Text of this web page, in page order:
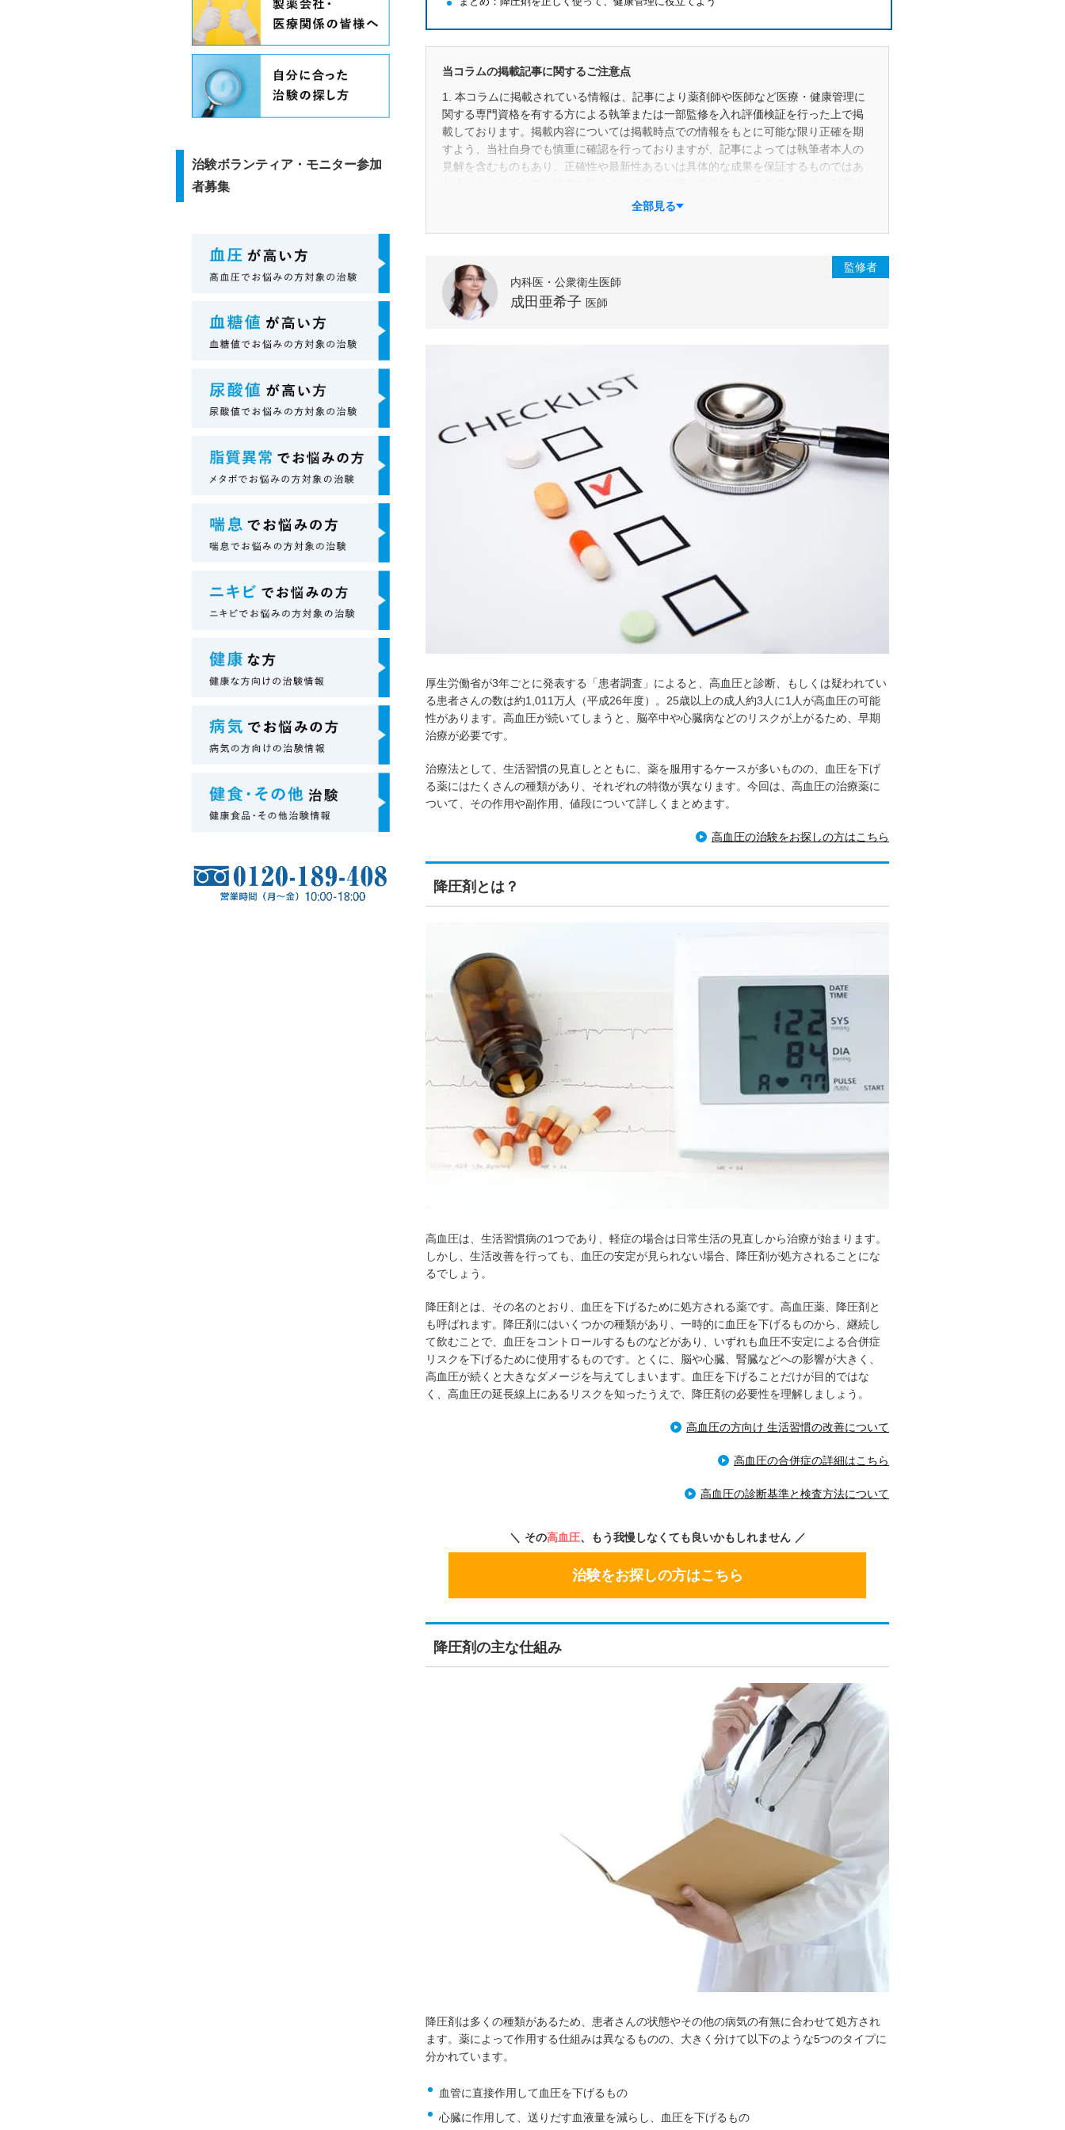
当コラムの掲載記事に関するご注意点
1. 本コラムに掲載されている情報は、記事により薬剤師や医師など医療・健康管理に
関する専門資格を有する方による執筆または一部監修を入れ評価検証を行った上で掲
載しております。掲載内容については掲載時点での情報をもとに可能な限り正確を期
すよう、当社自身でも慎重に確認を行っておりますが、記事によっては執筆者本人の
見解を含むものもあり、正確性や最新性あるいは具体的な成果を保証するものではあ
ださい。また、掲載後の状況変化等により予告なく記事の修正・更新・削除を行う場
品選択を行えるよう支援することを目的に作成しているものです。また、当該コラム
の主な眼目は「商品」ではなく「成分」にあり、特定商品の広告目的や誘引を企図し
たものではありません。併せて、特定の医薬品メーカーや販売業者から紹介や販売を
目的とした報酬などの対価を受け取っているものでもありません。
4. 前述の内容に関連して、読者の皆さまに万一何らかの不利益や損害が発生した場合
でも、当社はその一切について責任を負いかねます。
5. 本コラムに関する個別のお問合せには一切応じておりませんが事実と異なる誤った
記載があった場合はご指摘のご連絡を頂けますと幸いです。
全部見る
監修者
内科医・公衆衛生医師
成田亜希子 医師
厚生労働省が3年ごとに発表する「患者調査」によると、高血圧と診断、もしくは疑われてい
る患者さんの数は約1,011万人（平成26年度）。25歳以上の成人約3人に1人が高血圧の可能
性があります。高血圧が続いてしまうと、脳卒中や心臓病などのリスクが上がるため、早期
治療が必要です。
治療法として、生活習慣の見直しとともに、薬を服用するケースが多いものの、血圧を下げ
る薬にはたくさんの種類があり、それぞれの特徴が異なります。今回は、高血圧の治療薬に
ついて、その作用や副作用、値段について詳しくまとめます。
高血圧の治験をお探しの方はこちら
降圧剤とは？
高血圧は、生活習慣病の1つであり、軽症の場合は日常生活の見直しから治療が始まります。
しかし、生活改善を行っても、血圧の安定が見られない場合、降圧剤が処方されることにな
るでしょう。
降圧剤とは、その名のとおり、血圧を下げるために処方される薬です。高血圧薬、降圧剤と
も呼ばれます。降圧剤にはいくつかの種類があり、一時的に血圧を下げるものから、継続し
て飲むことで、血圧をコントロールするものなどがあり、いずれも血圧不安定による合併症
リスクを下げるために使用するものです。とくに、脳や心臓、腎臓などへの影響が大きく、
高血圧が続くと大きなダメージを与えてしまいます。血圧を下げることだけが目的ではな
く、高血圧の延長線上にあるリスクを知ったうえで、降圧剤の必要性を理解しましょう。
高血圧の方向け 生活習慣の改善について
高血圧の合併症の詳細はこちら
高血圧の診断基準と検査方法について
その高血圧、もう我慢しなくても良いかもしれません
治験をお探しの方はこちら
降圧剤の主な仕組み
降圧剤は多くの種類があるため、患者さんの状態やその他の病気の有無に合わせて処方され
ます。薬によって作用する仕組みは異なるものの、大きく分けて以下のような5つのタイプに
分かれています。
血管に直接作用して血圧を下げるもの
心臓に作用して、送りだす血液量を減らし、血圧を下げるもの
治験ボランティア・モニター参加
者募集